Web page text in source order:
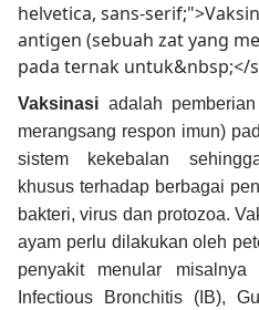
Vaksinasi adalah
merangsang respon imun)
sistem kekebalan
khusus terhadap berbagai
bakteri, virus dan protozoa.
ayam perlu dilakukan oleh
penyakit menular
Infectious Bronchitis (IB),